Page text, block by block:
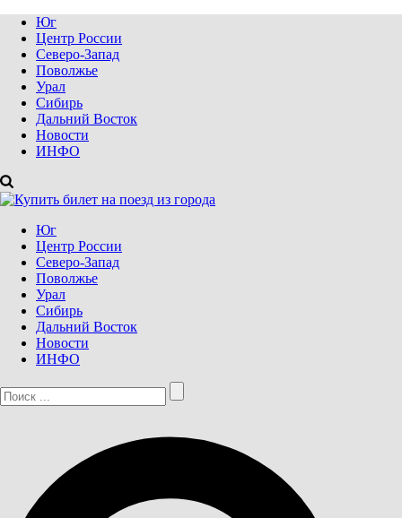
Юг
Центр России
Северо-Запад
Поволжье
Урал
Сибирь
Дальний Восток
Новости
ИНФО
Юг
Центр России
Северо-Запад
Поволжье
Урал
Сибирь
Дальний Восток
Новости
ИНФО